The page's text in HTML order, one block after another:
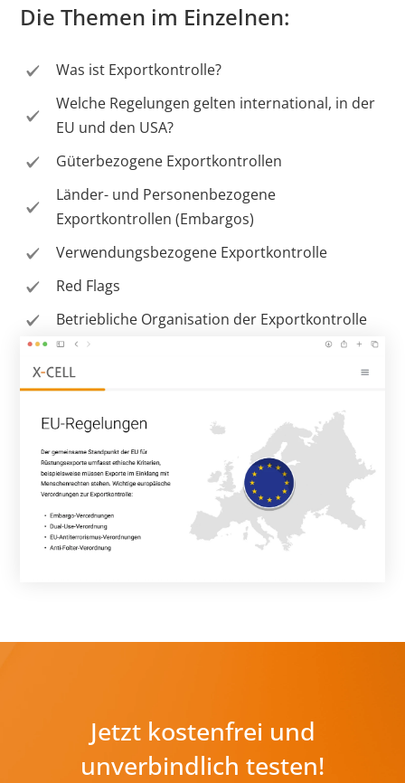
Die Themen im Einzelnen:
Was ist Exportkontrolle?
Welche Regelungen gelten international, in der
EU und den USA?
Güterbezogene Exportkontrollen
Länder- und Personenbezogene
Exportkontrollen (Embargos)
Verwendungsbezogene Exportkontrolle
Red Flags
Betriebliche Organisation der Exportkontrolle
Jetzt kostenfrei und
unverbindlich testen!